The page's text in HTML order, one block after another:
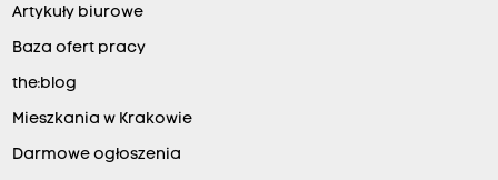
Artykuły biurowe
Baza ofert pracy
the:blog
Mieszkania w Krakowie
Darmowe ogłoszenia